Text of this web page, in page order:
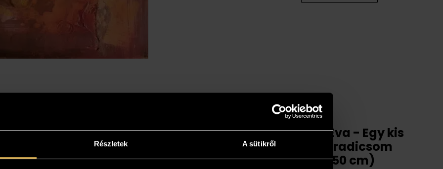
Részletek A sütikről
Szakács Éva - Egy kis
földi Paradicsom
(50x50 cm)